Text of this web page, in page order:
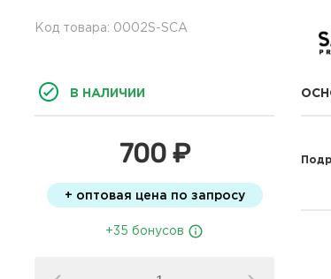
Код товара: 0002S-SCA
В НАЛИЧИИ
700 ₽
+ оптовая цена по запросу
+35 бонусов